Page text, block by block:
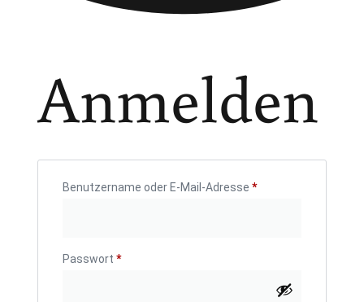
Anmelden
Benutzername oder E-Mail-Adresse *
Passwort *